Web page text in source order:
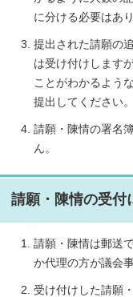
に分ける必要はあ
提出された請願の
は受け付けします
ことがわかるよう
提出してください。
請願・陳情の署名
ん。
請願・陳情の受付
請願・陳情は郵送
か代理の方が議会
受け付けした請願